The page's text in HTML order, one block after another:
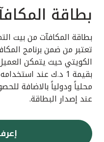
بطاقة
بطاقة المكافآت من بيت
تعتبر من ضمن برنامج
بقيمة 1 د.ك عند
عند إصدار البطاقة.